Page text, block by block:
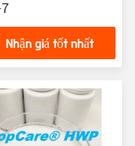
Nhận giá tốt nhất